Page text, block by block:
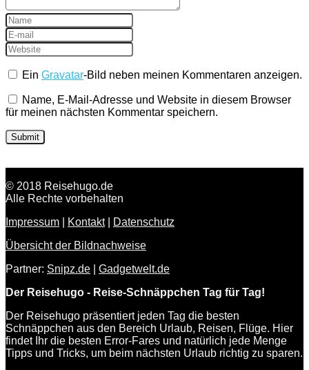
EinGravatar-Bild neben meinen Kommentaren anzeigen.
Name, E-Mail-Adresse und Website in diesem Browser
für meinen nächsten Kommentar speichern.
© 2018 Reisehugo.de
Alle Rechte vorbehalten
Impressum
Kontakt|
Datenschutz
Übersicht der Bildnachweise
Partner: Snipz.de
Gadgetwelt.de
Der Reisehugo - Reise-Schnäppchen Tag für Tag!
Der Reisehugo präsentiert jeden Tag die besten
Schnäppchen aus den Bereich Urlaub, Reisen, Flüge. Hier
findet Ihr die besten Error-Fares und natürlich jede Menge
Tipps und Tricks, um beim nächsten Urlaub richtig zu sparen.